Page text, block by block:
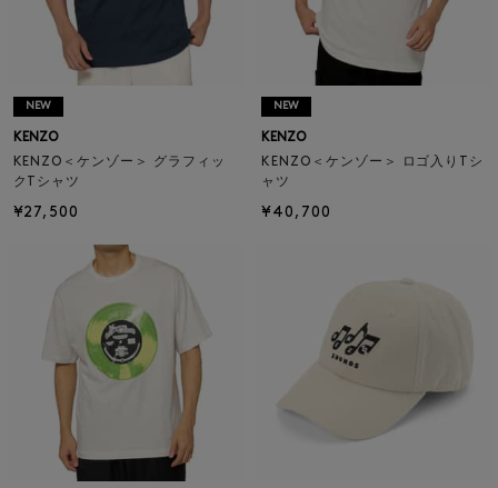
NEW
KENZO
KENZO＜ケンゾー＞ グラフィッ
クTシャツ
¥27,500
NEW
KENZO
KENZO＜ケンゾー＞ ロゴ入りTシ
ャツ
¥40,700